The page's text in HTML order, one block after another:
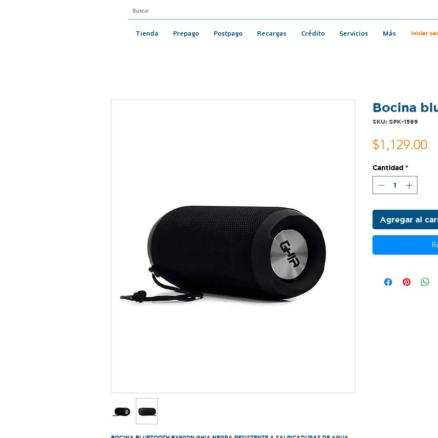
Iniciar
Tienda Prepago Postpago Recargas Crédito Servicios Más
Bocina
SKU: SPK-1589
$1,129.00
Cantidad *
Agregar al